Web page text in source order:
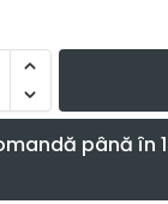
până în